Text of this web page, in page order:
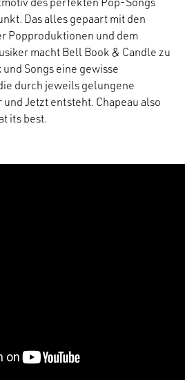
Das alles gepaart mit den
Popproduktionen und dem
macht Bell Book & Candle zu
Songs eine gewisse
durch jeweils gelungene
Jetzt entsteht. Chapeau also
its best.